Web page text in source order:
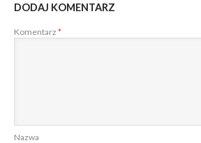
DODAJ KOMENTARZ
Komentarz *
Nazwa